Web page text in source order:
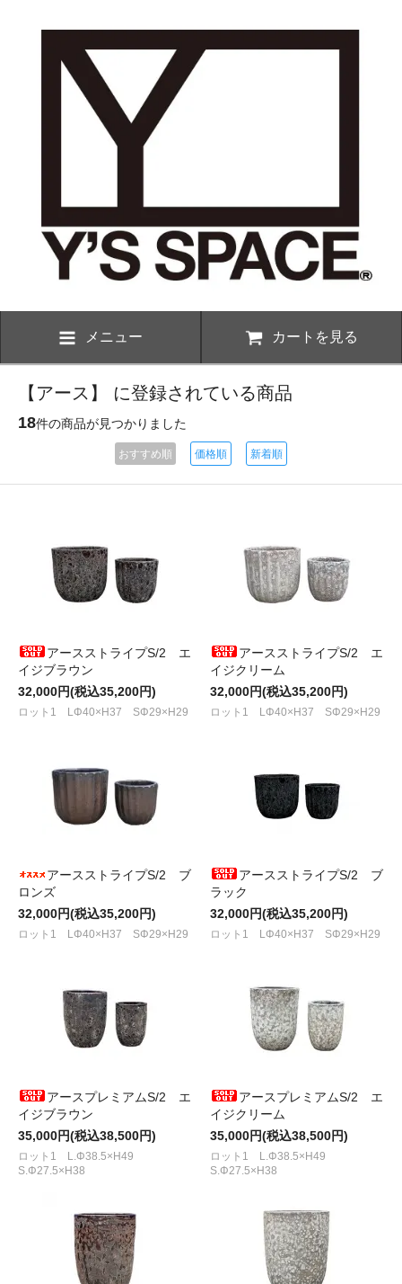
メニュー カートを見る
【アース】 に登録されている商品
18件の商品が見つかりました
おすすめ順 価格順 新着順
アースストライプS/2 エ
イジブラウン
32,000円(税込35,200円)
ロット1 LΦ40×H37 SΦ29×H29
アースストライプS/2 エ
イジクリーム
32,000円(税込35,200円)
ロット1 LΦ40×H37 SΦ29×H29
アースストライプS/2 ブ
ロンズ
32,000円(税込35,200円)
ロット1 LΦ40×H37 SΦ29×H29
アースストライプS/2 ブ
ラック
32,000円(税込35,200円)
ロット1 LΦ40×H37 SΦ29×H29
アースプレミアムS/2 エ
イジブラウン
35,000円(税込38,500円)
ロット1 L.Φ38.5×H49
S.Φ27.5×H38
アースプレミアムS/2 エ
イジクリーム
35,000円(税込38,500円)
ロット1 L.Φ38.5×H49
S.Φ27.5×H38